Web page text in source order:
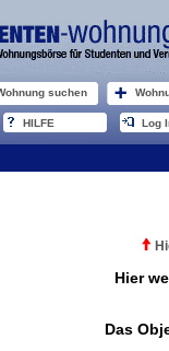
suchen
HILFE Log
Hier
Das